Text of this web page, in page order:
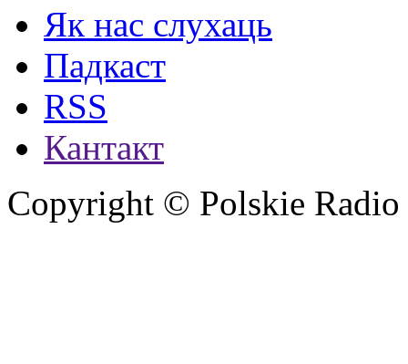
Як нас слухаць
Падкаст
RSS
Кантакт
Copyright © Polskie